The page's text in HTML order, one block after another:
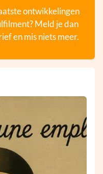
ontwikkelingen
Meld je dan
en mis niets meer.